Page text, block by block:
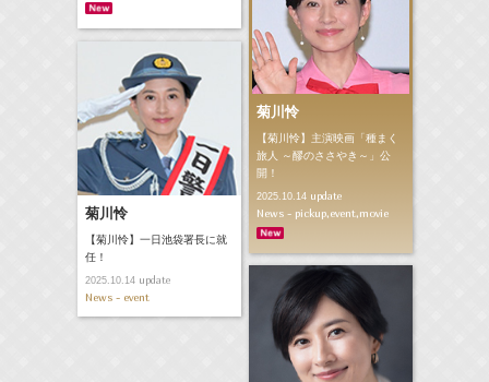
菊川怜
【菊川怜】主演映画「種まく
旅人 ～醪のささやき～」公
開！
2025.10.14update
News - pickup,event,movie
菊川怜
【菊川怜】一日池袋署長に就
任！
2025.10.14update
News - event